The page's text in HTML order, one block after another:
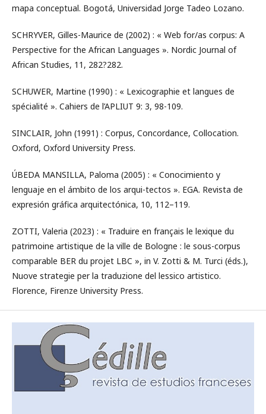
mapa conceptual. Bogotá, Universidad Jorge Tadeo Lozano.
SCHRYVER, Gilles-Maurice de (2002) : « Web for/as corpus: A
Perspective for the African Languages ». Nordic Journal of
African Studies, 11, 282?282.
SCHUWER, Martine (1990) : « Lexicographie et langues de
spécialité ». Cahiers de l’APLIUT 9: 3, 98-109.
SINCLAIR, John (1991) : Corpus, Concordance, Collocation.
Oxford, Oxford University Press.
ÚBEDA MANSILLA, Paloma (2005) : « Conocimiento y
lenguaje en el ámbito de los arqui-tectos ». EGA. Revista de
expresión gráfica arquitectónica, 10, 112–119.
ZOTTI, Valeria (2023) : « Traduire en français le lexique du
patrimoine artistique de la ville de Bologne : le sous-corpus
comparable BER du projet LBC », in V. Zotti & M. Turci (éds.),
Nuove strategie per la traduzione del lessico artistico.
Florence, Firenze University Press.